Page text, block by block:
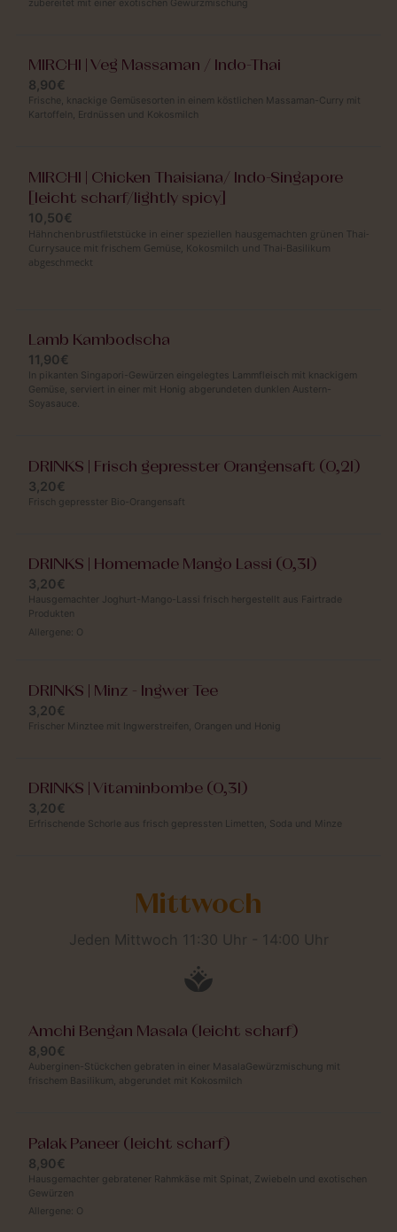
zubereitet mit einer exotischen Gewürzmischung
MIRCHI | Veg Massaman / Indo-Thai
8,90€
Frische, knackige Gemüsesorten in einem köstlichen Massaman-Curry mit
Kartoffeln, Erdnüssen und Kokosmilch
MIRCHI | Chicken Thaisiana/ Indo-Singapore
[leicht scharf/lightly spicy]
10,50€
Hähnchenbrustfiletstücke in einer speziellen hausgemachten grünen Thai-
Currysauce mit frischem Gemüse, Kokosmilch und Thai-Basilikum
abgeschmeckt
Lamb Kambodscha
11,90€
In pikanten Singapori-Gewürzen eingelegtes Lammfleisch mit knackigem
Gemüse, serviert in einer mit Honig abgerundeten dunklen Austern-
Soyasauce.
DRINKS | Frisch gepresster Orangensaft (0,2l)
3,20€
Frisch gepresster Bio-Orangensaft
DRINKS | Homemade Mango Lassi (0,3l)
3,20€
Hausgemachter Joghurt-Mango-Lassi frisch hergestellt aus Fairtrade
Produkten
Allergene:
O
DRINKS | Minz - Ingwer Tee
3,20€
Frischer Minztee mit Ingwerstreifen, Orangen und Honig
DRINKS | Vitaminbombe (0,3l)
3,20€
Erfrischende Schorle aus frisch gepressten Limetten, Soda und Minze
Mittwoch
Jeden Mittwoch 11:30 Uhr - 14:00 Uhr
Amchi Bengan Masala (leicht scharf)
8,90€
Auberginen-Stückchen gebraten in einer MasalaGewürzmischung mit
frischem Basilikum, abgerundet mit Kokosmilch
Palak Paneer (leicht scharf)
8,90€
Hausgemachter gebratener Rahmkäse mit Spinat, Zwiebeln und exotischen
Gewürzen
Allergene: O